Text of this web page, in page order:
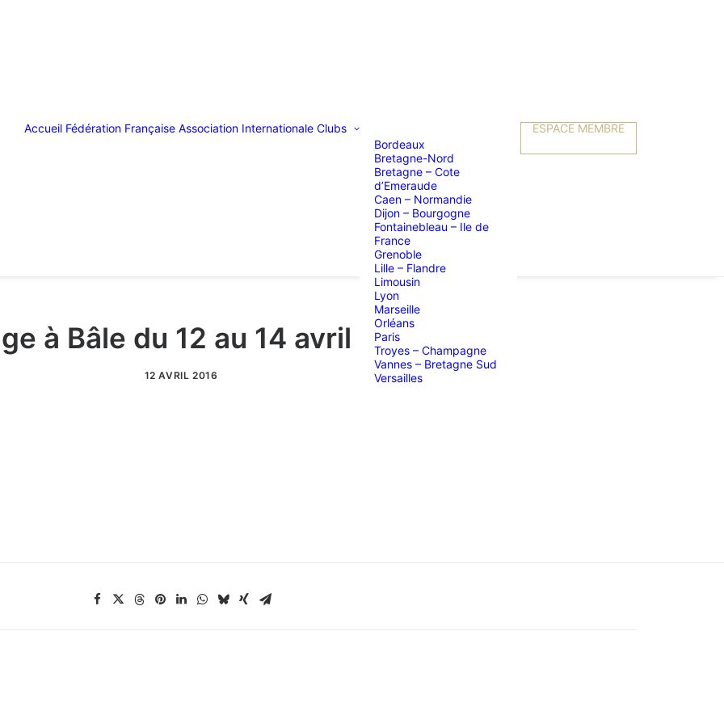
Accueil Fédération Française Association Internationale Clubs
Bordeaux
Bretagne-Nord
Bretagne – Cote
d’Emeraude
Caen – Normandie
Dijon – Bourgogne
Fontainebleau – Ile de
France
Grenoble
Lille – Flandre
Limousin
Lyon
Marseille
Orléans
Paris
Troyes – Champagne
Vannes – Bretagne Sud
Versailles
ESPACE MEMBRE
à Bâle du 12 au 14 avril 2016
12 AVRIL 2016